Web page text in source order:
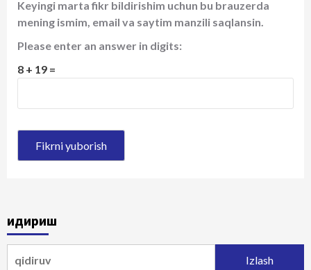
Keyingi marta fikr bildirishim uchun bu brauzerda
mening ismim, email va saytim manzili saqlansin.
Please enter an answer in digits:
8 + 19 =
Қидириш